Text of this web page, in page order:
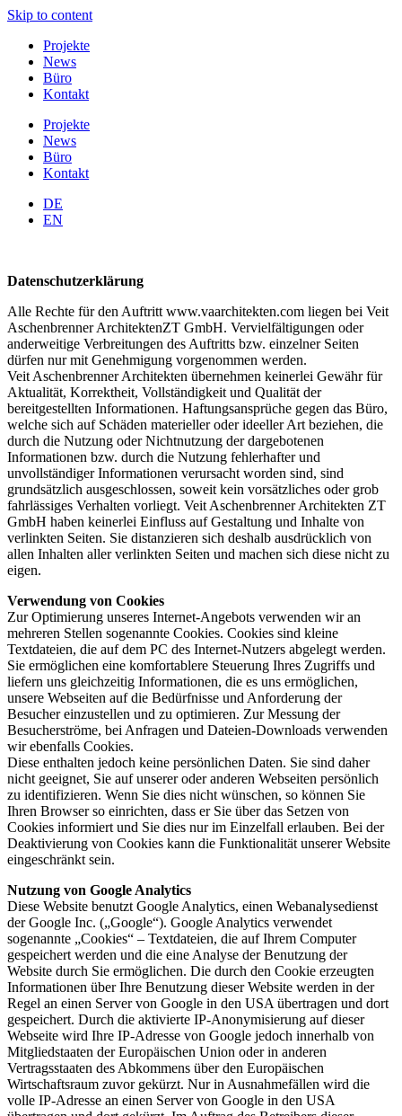
Skip to content
Projekte
News
Büro
Kontakt
Projekte
News
Büro
Kontakt
DE
EN
Datenschutzerklärung
Alle Rechte für den Auftritt www.vaarchitekten.com liegen bei Veit
Aschenbrenner ArchitektenZT GmbH. Vervielfältigungen oder
anderweitige Verbreitungen des Auftritts bzw. einzelner Seiten
dürfen nur mit Genehmigung vorgenommen werden.
Veit Aschenbrenner Architekten übernehmen keinerlei Gewähr für
Aktualität, Korrektheit, Vollständigkeit und Qualität der
bereitgestellten Informationen. Haftungsansprüche gegen das Büro,
welche sich auf Schäden materieller oder ideeller Art beziehen, die
durch die Nutzung oder Nichtnutzung der dargebotenen
Informationen bzw. durch die Nutzung fehlerhafter und
unvollständiger Informationen verursacht worden sind, sind
grundsätzlich ausgeschlossen, soweit kein vorsätzliches oder grob
fahrlässiges Verhalten vorliegt. Veit Aschenbrenner Architekten ZT
GmbH haben keinerlei Einfluss auf Gestaltung und Inhalte von
verlinkten Seiten. Sie distanzieren sich deshalb ausdrücklich von
allen Inhalten aller verlinkten Seiten und machen sich diese nicht zu
eigen.
Verwendung von Cookies
Zur Optimierung unseres Internet-Angebots verwenden wir an
mehreren Stellen sogenannte Cookies. Cookies sind kleine
Textdateien, die auf dem PC des Internet-Nutzers abgelegt werden.
Sie ermöglichen eine komfortablere Steuerung Ihres Zugriffs und
liefern uns gleichzeitig Informationen, die es uns ermöglichen,
unsere Webseiten auf die Bedürfnisse und Anforderung der
Besucher einzustellen und zu optimieren. Zur Messung der
Besucherströme, bei Anfragen und Dateien-Downloads verwenden
wir ebenfalls Cookies.
Diese enthalten jedoch keine persönlichen Daten. Sie sind daher
nicht geeignet, Sie auf unserer oder anderen Webseiten persönlich
zu identifizieren. Wenn Sie dies nicht wünschen, so können Sie
Ihren Browser so einrichten, dass er Sie über das Setzen von
Cookies informiert und Sie dies nur im Einzelfall erlauben. Bei der
Deaktivierung von Cookies kann die Funktionalität unserer Website
eingeschränkt sein.
Nutzung von Google Analytics
Diese Website benutzt Google Analytics, einen Webanalysedienst
der Google Inc. („Google“). Google Analytics verwendet
sogenannte „Cookies“ – Textdateien, die auf Ihrem Computer
gespeichert werden und die eine Analyse der Benutzung der
Website durch Sie ermöglichen. Die durch den Cookie erzeugten
Informationen über Ihre Benutzung dieser Website werden in der
Regel an einen Server von Google in den USA übertragen und dort
gespeichert. Durch die aktivierte IP-Anonymisierung auf dieser
Webseite wird Ihre IP-Adresse von Google jedoch innerhalb von
Mitgliedstaaten der Europäischen Union oder in anderen
Vertragsstaaten des Abkommens über den Europäischen
Wirtschaftsraum zuvor gekürzt. Nur in Ausnahmefällen wird die
volle IP-Adresse an einen Server von Google in den USA